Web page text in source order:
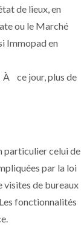
de lieux, en
ou le Marché
Immopad en
À ce jour, plus de
particulier celui de
par la loi
visites de bureaux
fonctionnalités